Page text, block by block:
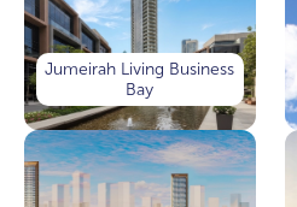
Jumeirah Living Business
Bay